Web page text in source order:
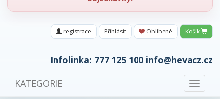
registrace Přihlásit Oblíbené Košík
Infolinka: 777 125 100 info@hevacz.cz
Toggle
KATEGORIE